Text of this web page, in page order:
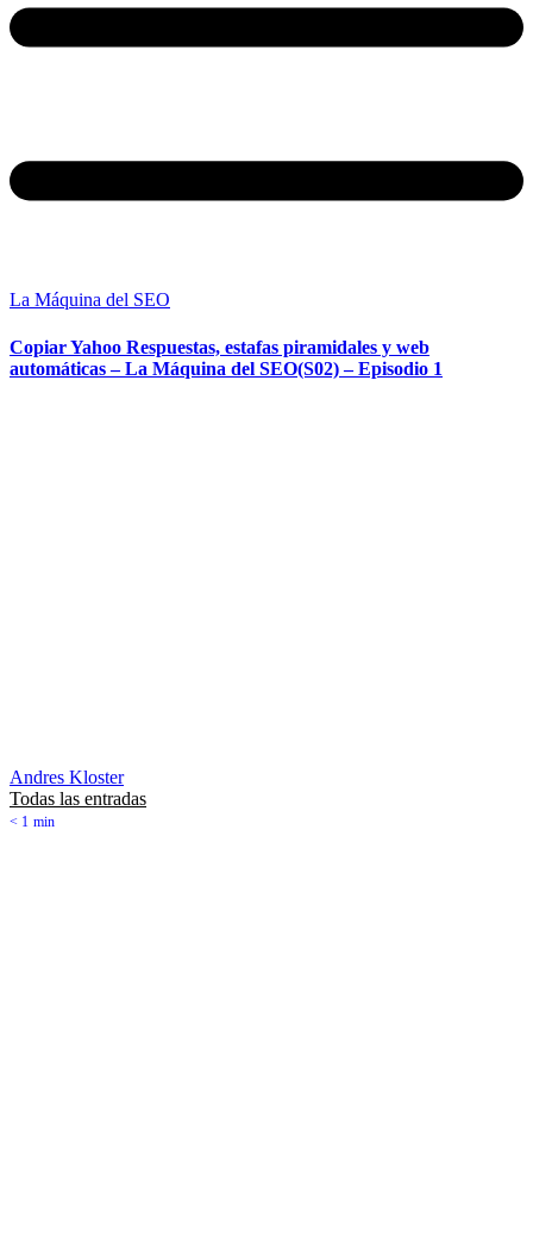
La Máquina del SEO
Copiar Yahoo Respuestas, estafas piramidales y web
automáticas – La Máquina del SEO(S02) – Episodio 1
Andres Kloster
Todas las entradas
< 1 min